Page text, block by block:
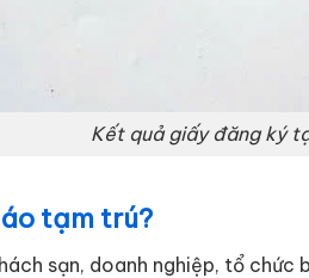
Kết quả giấy đăng ký
tạm trú?
sạn, doanh nghiệp, tổ